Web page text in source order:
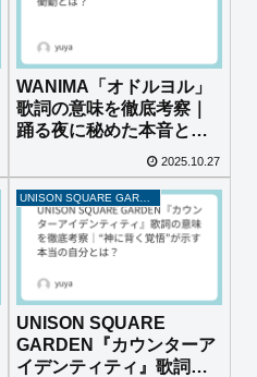
WANIMA「オドルヨル」
歌詞の意味を徹底考察｜
踊る夜に秘めた本音と衝
2025.10.27
UNISON SQUARE
GARDEN『カウンターア
イデンティティ』歌詞の